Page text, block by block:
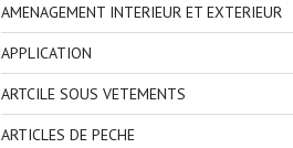
AMENAGEMENT INTERIEUR ET EXTERIEUR
APPLICATION
ARTCILE SOUS VETEMENTS
ARTICLES DE PECHE